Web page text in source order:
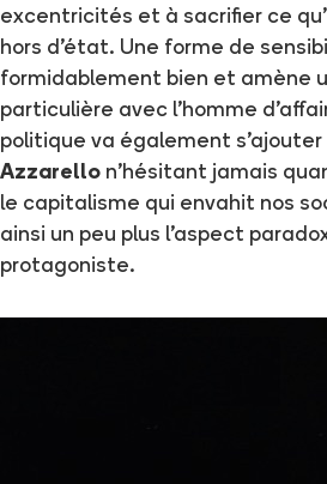
excentricités et à sacrifier ce
hors d'état. Une forme de
formidablement bien et amène
particulière avec l'homme
politique va également
Azzarello n'hésitant jamais
le capitalisme qui envahit nos
ainsi un peu plus l'aspect
protagoniste.